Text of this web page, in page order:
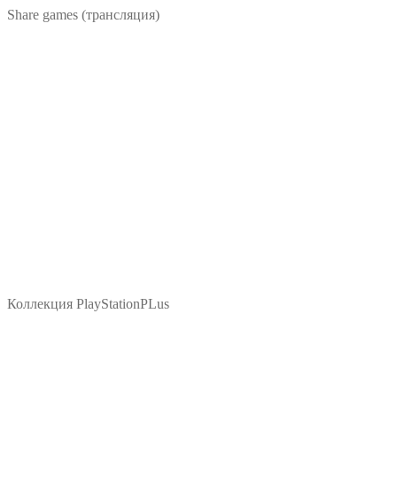
Share games (трансляция)
Коллекция PlayStationPLus